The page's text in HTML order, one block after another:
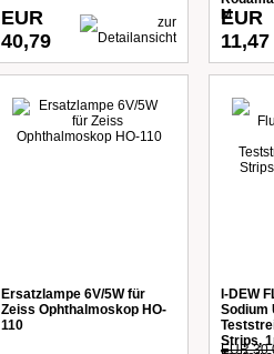
EUR
40,79
M
EUR
11,47
Ersatzlampe 6V/5W für
Zeiss Ophthalmoskop HO-
110
I-DEW
Sodium
Strips,
EUR